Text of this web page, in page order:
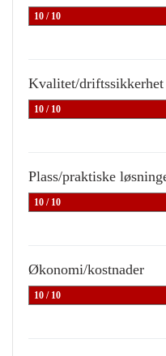
10 / 10
Kvalitet/driftssikkerhet
10 / 10
Plass/praktiske
10 / 10
Økonomi/kostnader
10 / 10